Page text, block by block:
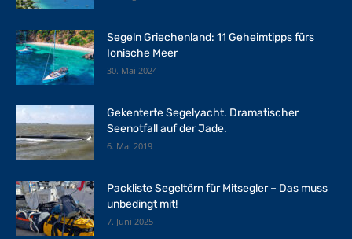
Segeln Griechenland: 11 Geheimtipps fürs
Ionische Meer
30. Mai 2024
Gekenterte Segelyacht. Dramatischer
Seenotfall auf der Jade.
6. Mai 2019
Packliste Segeltörn für Mitsegler – Das muss
unbedingt mit!
7. Juni 2025